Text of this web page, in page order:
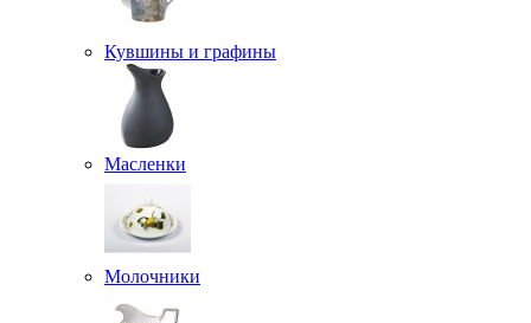
Кувшины и графины
Масленки
Молочники